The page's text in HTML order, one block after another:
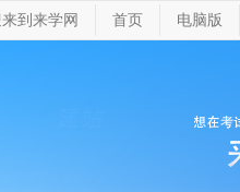
到来学网 首页 电脑版